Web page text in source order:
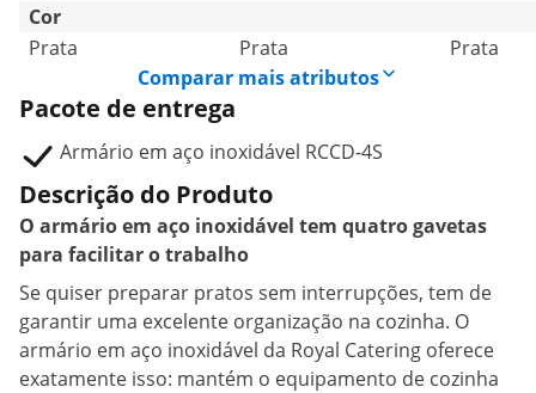
Cor
Prata
Prata
Prata
Comparar mais atributos
Pacote de entrega
Armário em aço inoxidável RCCD-4S
Descrição do Produto
O armário em aço inoxidável tem quatro gavetas
para facilitar o trabalho
Se quiser preparar pratos sem interrupções, tem de
garantir uma excelente organização na cozinha. O
armário em aço inoxidável da Royal Catering oferece
exatamente isso: mantém o equipamento de cozinha